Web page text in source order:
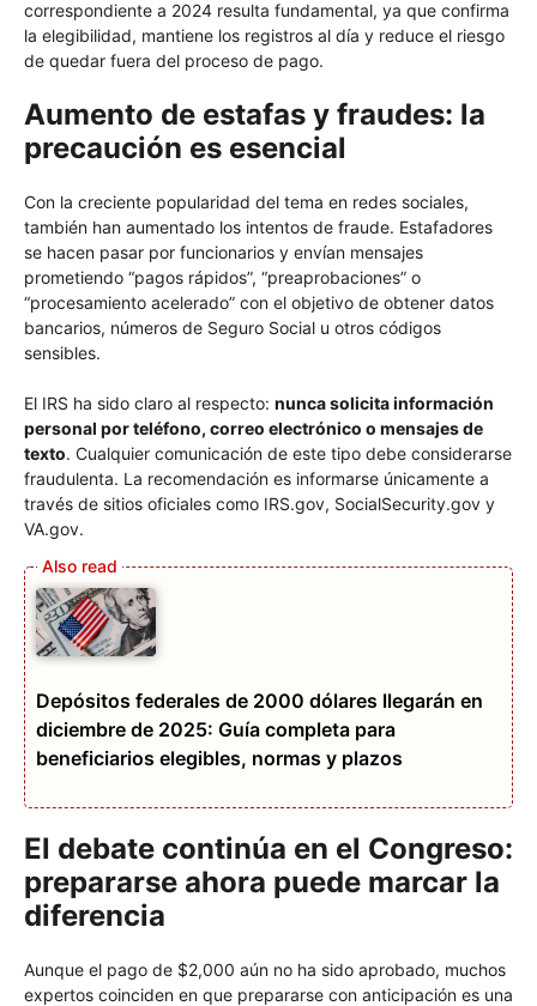
correspondiente a 2024 resulta fundamental, ya que confirma
la elegibilidad, mantiene los registros al día y reduce el riesgo
de quedar fuera del proceso de pago.
Aumento de estafas y fraudes: la
precaución es esencial
Con la creciente popularidad del tema en redes sociales,
también han aumentado los intentos de fraude. Estafadores
se hacen pasar por funcionarios y envían mensajes
prometiendo “pagos rápidos”, “preaprobaciones” o
“procesamiento acelerado” con el objetivo de obtener datos
bancarios, números de Seguro Social u otros códigos
sensibles.
El IRS ha sido claro al respecto: nunca solicita información
personal por teléfono, correo electrónico o mensajes de
texto. Cualquier comunicación de este tipo debe considerarse
fraudulenta. La recomendación es informarse únicamente a
través de sitios oficiales como IRS.gov, SocialSecurity.gov y
VA.gov.
Depósitos federales de 2000 dólares llegarán en
diciembre de 2025: Guía completa para
beneficiarios elegibles, normas y plazos
El debate continúa en el Congreso:
prepararse ahora puede marcar la
diferencia
Aunque el pago de $2,000 aún no ha sido aprobado, muchos
expertos coinciden en que prepararse con anticipación es una